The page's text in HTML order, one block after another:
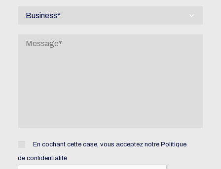
En cochant cette case, vous acceptez notre Politique
de confidentialité